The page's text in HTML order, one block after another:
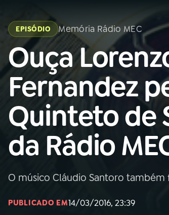
Buscar
na
Rádio
MEC
Início AO
01 INÍCIO
02 A RÁDIO
03PROGRAMAÇÃO
na
Rádio
MEC
EPISÓDIO Memória Rádio MEC
Ouça
Fernandez
Quinteto de
da Rádio
O músico Cláudio Santoro também
PUBLICADO EM14/03/2016, 23:39